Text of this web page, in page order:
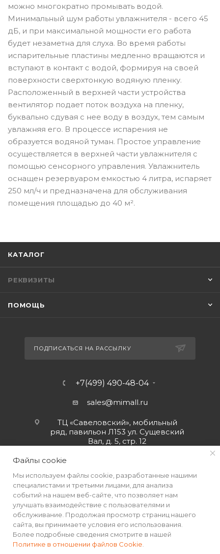
можно многократно промывать водой.
Минимальный шум работы увлажнителя - всего 45
дБ, и при максимальной мощности его работа
будет незаметна для слуха. Во время работы
испарительные пластины медленно вращаются и
вступают в контакт с водой, формируя на своей
поверхности сверхтонкую водяную пленку.
Расположенный в верхней части устройства
вентилятор подает поток воздуха на пленку,
буквально сдувая с нее воду в воздух, тем самым
увлажняя его. В процессе испарения не
образуется водяной туман. Простое управление
осуществляется в верхней части увлажнителя с
помощью сенсорного управления. Увлажнитель
оснащен резервуаром емкостью 4 литра, испаряет
250 мл/ч и предназначена для обслуживания
помещения площадью до 40 м².
КАТАЛОГ
РЕКВИЗИТЫ
ПОМОЩЬ
ПОДПИСАТЬСЯ НА РАССЫЛКУ
+7(499) 490-48-04
sales@mimall.ru
ТЦ «Савеловский», мобильный
ряд, павильон Л153 ул. Сущевский
Вал, д. 5, стр. 12
2026 © Интернет-магазин MiMall® • Не является публичной
Файлы cookie
Мы используем файлы cookie, разработанные нашими
специалистами и третьими лицами, для анализа
событий на нашем веб-сайте, что позволяет нам
улучшать взаимодействие с пользователями и
обслуживание. Продолжая просмотр страниц нашего
сайта, вы принимаете условия его использования.
Более подробные сведения смотрите в нашей
Политике в отношении файлов Cookie